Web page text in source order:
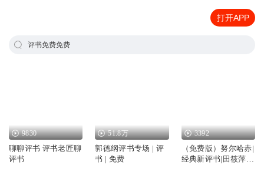
打开APP
评书免费免费
9830
聊聊评书 评书老匠聊
评书
51.8万
郭德纲评书专场 | 评
书 | 免费
3392
（免费版）努尔哈赤|
经典新评书|田筱萍评